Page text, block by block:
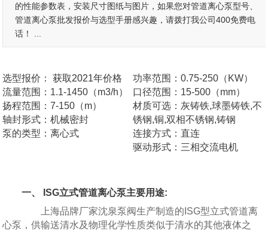
的性能参数表，安装尺寸图纸与图片，如果您对管道离心泵型号、
管道离心泵批发报价与选型手册感兴趣，请拨打我公司400免费电
话！ ...
选型报价：
获取2021年价格
流量范围：1.1-1450（m3/h）
扬程范围：7-150（m）
轴封形式：机械密封
泵的类型：离心式
功率范围：0.75-250（KW）
口径范围：15-500（mm）
材质可选：灰铸铁,球墨铸铁,不
锈钢,铜,双相不锈钢,铸钢
连接方式：直连
驱动形式：三相交流电机
一、 ISG立式管道离心泵主要用途:
上海品牌厂家沈泉泵阀生产制造的ISG型立式管道离
心泵，供输送清水及物理化学性质类似于清水的其他液体之